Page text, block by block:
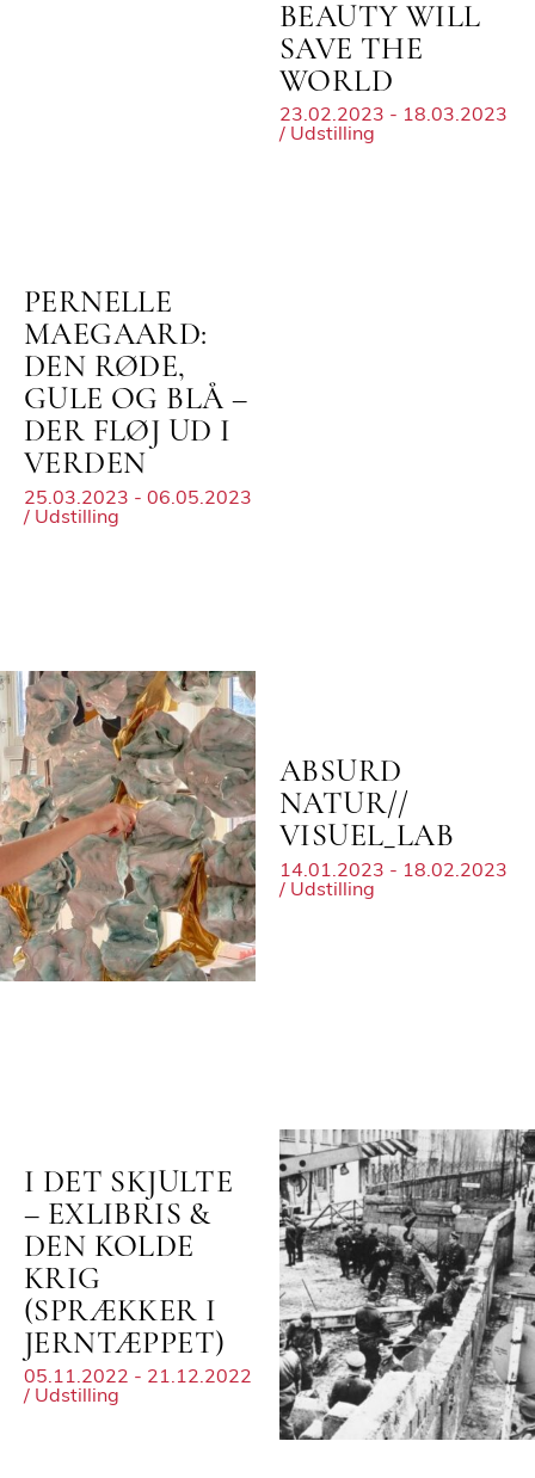
BEAUTY WILL
SAVE THE
WORLD
23.02.2023 - 18.03.2023
/ Udstilling
PERNELLE
MAEGAARD:
DEN RØDE,
GULE OG BLÅ –
DER FLØJ UD I
VERDEN
25.03.2023 - 06.05.2023
/ Udstilling
ABSURD
NATUR//
VISUEL_LAB
14.01.2023 - 18.02.2023
/ Udstilling
I DET SKJULTE
– EXLIBRIS &
DEN KOLDE
KRIG
(SPRÆKKER I
JERNTÆPPET)
05.11.2022 - 21.12.2022
/ Udstilling